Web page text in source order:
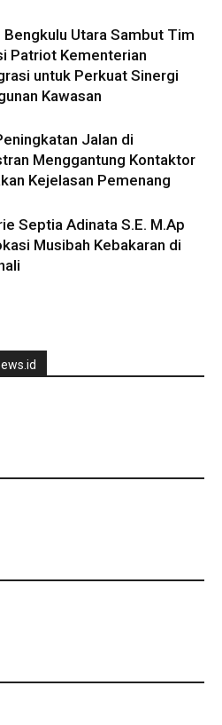
Bengkulu Utara Sambut Tim
Patriot Kementerian
untuk Perkuat Sinergi
Kawasan
Jalan di
Menggantung Kontaktor
Kejelasan Pemenang
Septia Adinata S.E. M.Ap
Musibah Kebakaran di